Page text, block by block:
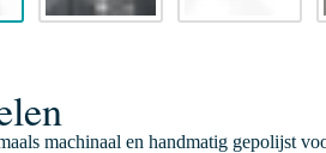
machinaal en handmatig gepolijst